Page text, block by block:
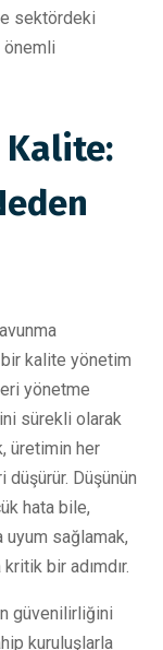
sektördeki
önemli
kalite yönetim
yönetme
sürekli olarak
üretimin her
düşürür. Düşünün
hata bile,
uyum sağlamak,
bir adımdır.
güvenilirliğini
kuruluşlarla